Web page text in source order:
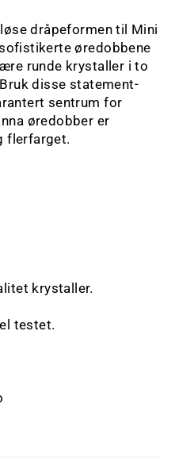
dråpeformen til Mini
øredobbene
runde krystaller i to
disse statement-
sentrum for
øredobber er
flerfarget.
krystaller.
testet.